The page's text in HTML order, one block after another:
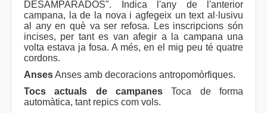
DESAMPARADOS". Indica l'any de l'anterior
campana, la de la nova i agfegeix un text al·lusivu
al any en què va ser refosa. Les inscripcions són
incises, per tant es van afegir a la campana una
volta estava ja fosa. A més, en el mig peu té quatre
cordons.
AnsesAnses amb decoracions antropomòrfiques.
Tocs actuals de campanes Toca de forma
automàtica, tant repics com vols.